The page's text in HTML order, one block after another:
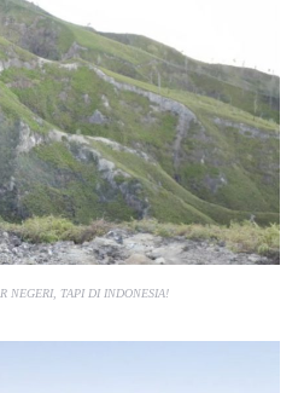
NEGERI, TAPI DI INDONESIA!